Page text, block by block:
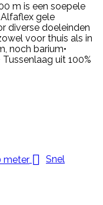
m is een soepele
gele
diverse doeleinden
voor thuis als in
noch barium•
uit 100%
 Snel